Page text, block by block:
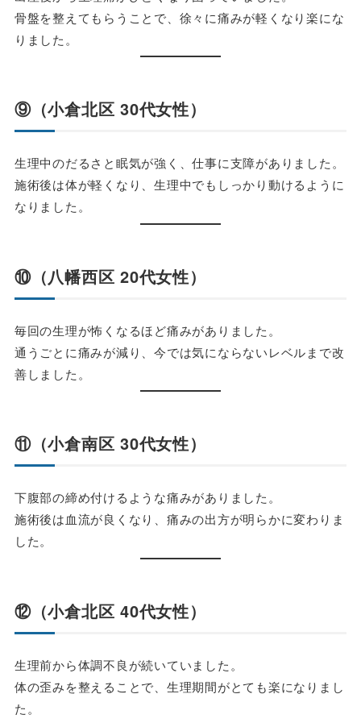
骨盤を整えてもらうことで、徐々に痛みが軽くなり楽にな
りました。
⑨（小倉北区 30代女性）
生理中のだるさと眠気が強く、仕事に支障がありました。
施術後は体が軽くなり、生理中でもしっかり動けるように
なりました。
⑩（八幡西区 20代女性）
毎回の生理が怖くなるほど痛みがありました。
通うごとに痛みが減り、今では気にならないレベルまで改
善しました。
⑪（小倉南区 30代女性）
下腹部の締め付けるような痛みがありました。
施術後は血流が良くなり、痛みの出方が明らかに変わりま
した。
⑫（小倉北区 40代女性）
生理前から体調不良が続いていました。
体の歪みを整えることで、生理期間がとても楽になりまし
た。